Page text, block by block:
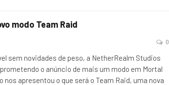
modo Team Raid
0
sem novidades de peso, a NetherRealm Studios
o anúncio de mais um modo em Mortal
nos apresentou o que será o Team Raid, uma nova